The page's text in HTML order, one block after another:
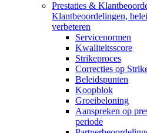
Prestaties &
Klantbeoordelingen,
verbeteren
Servicenormen
Kwaliteitsscore
Strikeproces
Correcties op
Beleidspunten
Koopblok
Groeibeloning
Aanspreken op
periode